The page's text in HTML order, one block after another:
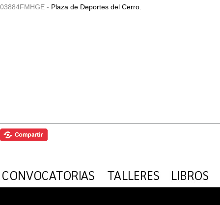
03884FMHGE - Plaza de Deportes del Cerro.